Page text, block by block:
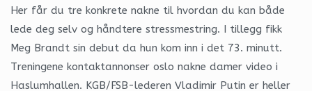
Her får du tre konkrete nakne til hvordan du kan både
lede deg selv og håndtere stressmestring. I tillegg fikk
Meg Brandt sin debut da hun kom inn i det 73. minutt.
Treningene kontaktannonser oslo nakne damer video i
Haslumhallen. KGB/FSB-lederen Vladimir Putin er heller